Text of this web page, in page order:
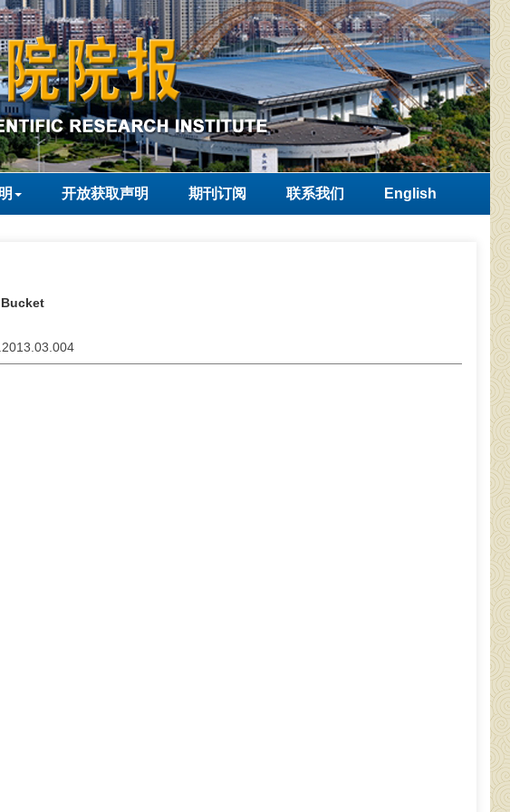
开放获取声明 期刊订阅 联系我们 English